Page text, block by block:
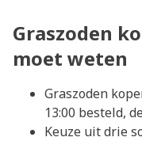
Graszoden
moet weten
Graszoden
13:00 besteld,
Keuze uit drie